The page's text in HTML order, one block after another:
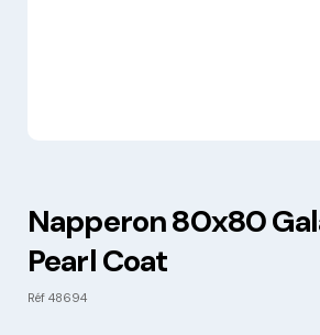
Napperon 80x80
Pearl Coat
Réf 48694